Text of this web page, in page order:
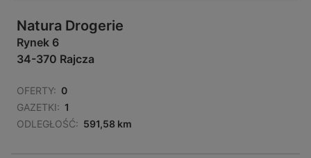
Natura Drogerie
Rynek 6
34-370 Rajcza
OFERTY: 0
GAZETKI: 1
ODLEGŁOŚĆ: 591,58 km